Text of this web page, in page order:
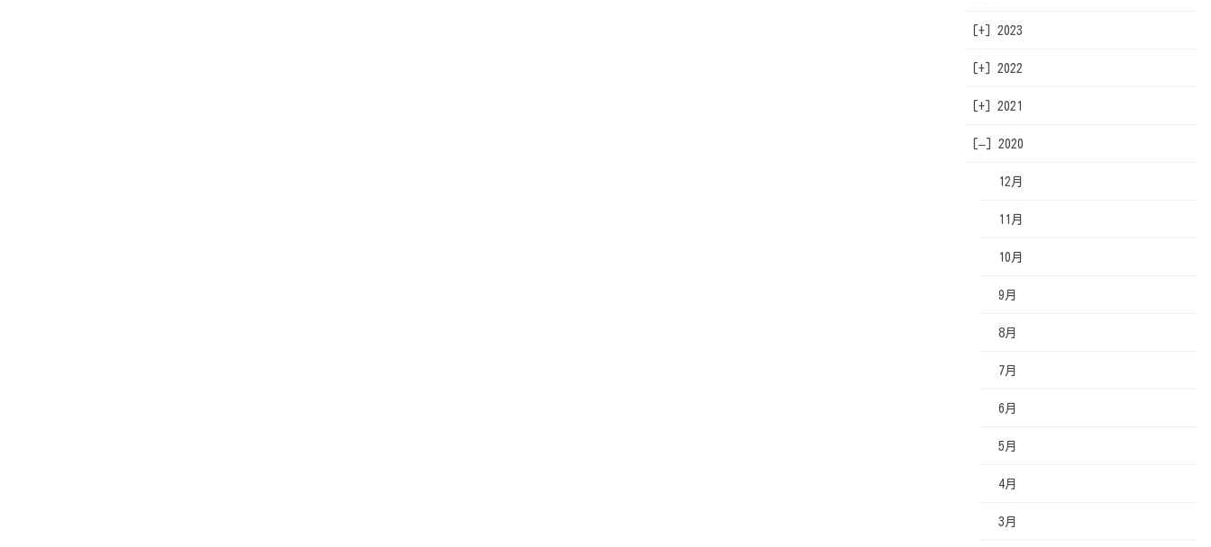
3月
2月
1月
11月
10月
9月
8月
7月
6月
5月
4月
3月
2月
1月
11月
10月
9月
8月
7月
6月
5月
4月
3月
2月
1月
[+] 2023
11月
10月
9月
8月
7月
6月
5月
4月
3月
2月
1月
[+] 2022
12月
11月
10月
9月
8月
7月
6月
5月
4月
3月
2月
1月
[+] 2021
12月
11月
10月
9月
8月
7月
6月
5月
4月
3月
2月
[–] 2020
12月
11月
10月
9月
8月
7月
6月
5月
4月
3月